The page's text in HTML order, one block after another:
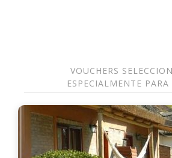
VOUCHERS
ESPECIALMENTE PARA